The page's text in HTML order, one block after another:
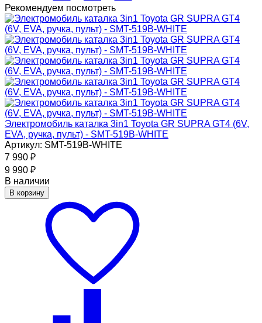
Рекомендуем посмотреть
Электромобиль каталка 3in1 Toyota GR SUPRA GT4 (6V,
EVA, ручка, пульт) - SMT-519B-WHITE
Артикул: SMT-519B-WHITE
7 990 ₽
9 990 ₽
В наличии
В корзину